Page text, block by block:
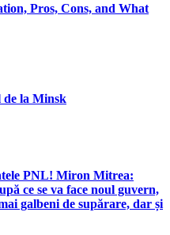
Pros, Cons, and What
la Minsk
PNL! Miron Mitrea:
ce se va face noul guvern,
galbeni de supărare, dar și